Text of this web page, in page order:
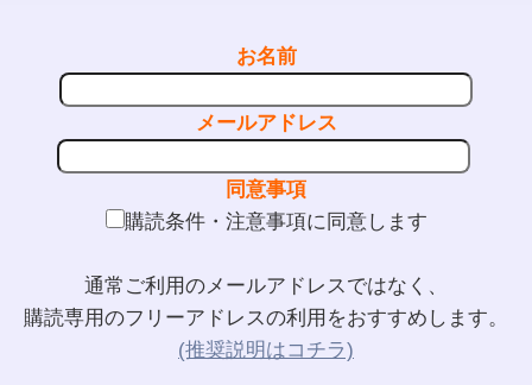
お名前
メールアドレス
同意事項
購読条件・注意事項に同意します
通常ご利用のメールアドレスではなく、
購読専用のフリーアドレスの利用をおすすめします。
(推奨説明はコチラ)